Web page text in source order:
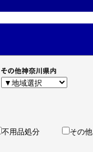
不用品処分
その他